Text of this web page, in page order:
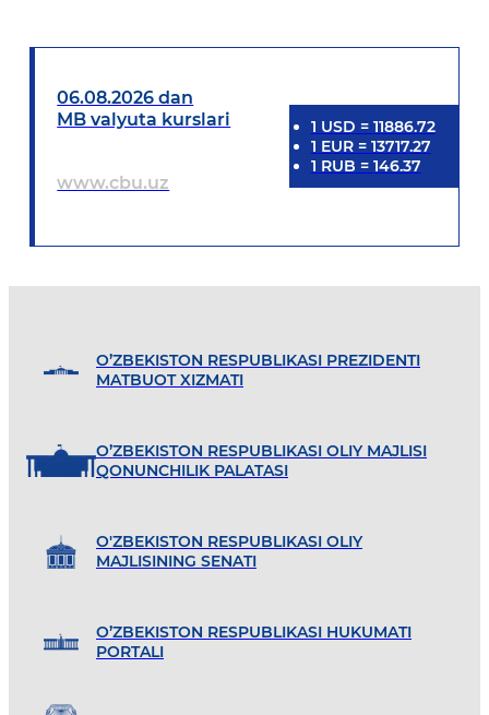
06.08.2026 dan
MB valyuta kurslari
www.cbu.uz
1 USD = 11886.72
1 EUR= 13717.27
1 RUB = 146.37
O’ZBEKISTON RESPUBLIKASI PREZIDENTI
MATBUOT XIZMATI
O’ZBEKISTON RESPUBLIKASI OLIY MAJLISI
QONUNCHILIK PALATASI
O'ZBEKISTON RESPUBLIKASI OLIY
MAJLISINING SENATI
O’ZBEKISTON RESPUBLIKASI HUKUMATI
PORTALI